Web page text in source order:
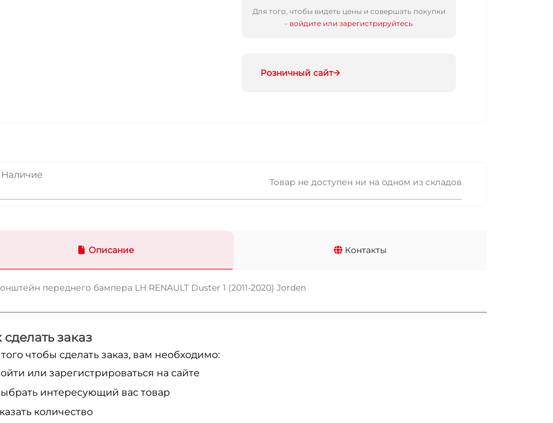
Для того, чтобы видеть цены и совершать покупки
- войдите или зарегистрируйтесь
Розничный сайт
Наличие
Товар не доступен ни на одном из складов
Описание Контакты
переднего бампера LH RENAULT Duster 1 (2011-2020) Jorden
сделать заказ
чтобы сделать заказ, вам необходимо:
или зарегистрироваться на сайте
интересующий вас товар
количество